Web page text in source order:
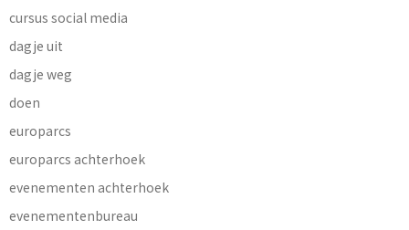
cursus social media
dagje uit
dagje weg
doen
europarcs
europarcs achterhoek
evenementen achterhoek
evenementenbureau